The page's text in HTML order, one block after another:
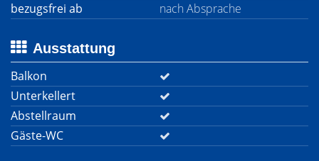
bezugsfrei ab
nach Absprache
Ausstattung
Balkon
Unterkellert
Abstellraum
Gäste-WC